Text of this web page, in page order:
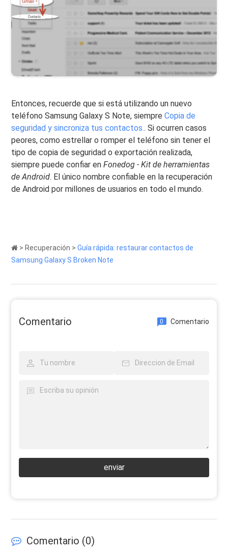
Entonces, recuerde que si está utilizando un nuevo
teléfono Samsung Galaxy S Note, siempreCopia de
seguridad y sincroniza tus contactos.. Si ocurren casos
peores, como estrellar o romper el teléfono sin tener el
tipo de copia de seguridad o exportación realizada,
siempre puede confiar enFonedog - Kit de herramientas
de Android. El único nombre confiable en la recuperación
de Android por millones de usuarios en todo el mundo.
> Recuperación >Guía rápida: restaurar contactos de
Samsung Galaxy S Broken Note
Comentario 0 Comentario
enviar
Comentario (0)